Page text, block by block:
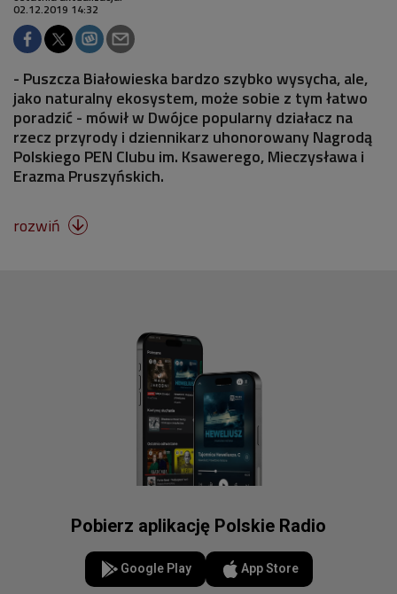
02.12.2019 14:32
- Puszcza Białowieska bardzo szybko wysycha, ale,
jako naturalny ekosystem, może sobie z tym łatwo
poradzić - mówił w Dwójce popularny działacz na
rzecz przyrody i dziennikarz uhonorowany Nagrodą
Polskiego PEN Clubu im. Ksawerego, Mieczysława i
Erazma Pruszyńskich.
rozwiń 
Pobierz aplikację Polskie Radio
Google Play App Store